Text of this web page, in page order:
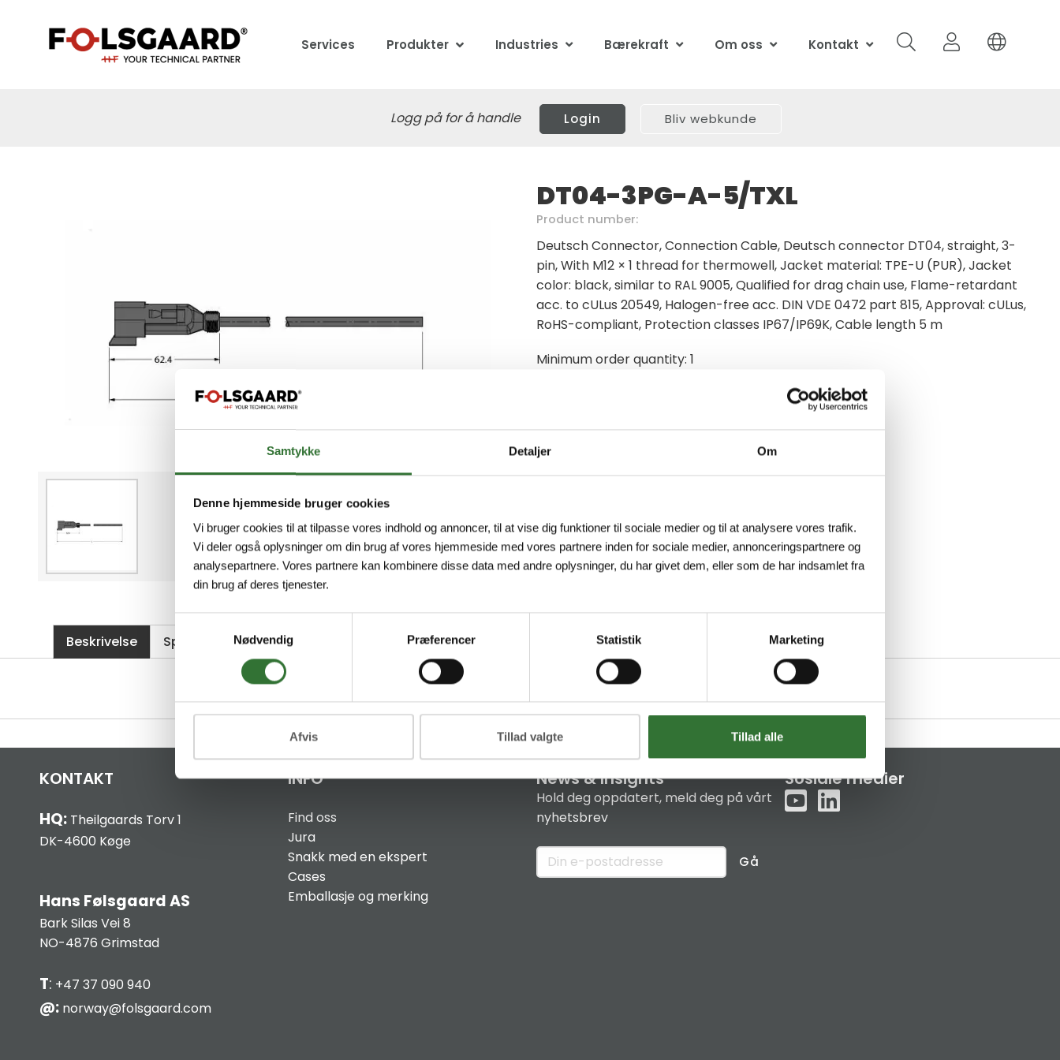
Samtykke Detaljer Om
Denne hjemmeside bruger cookies
Vi bruger cookies til at tilpasse vores indhold og annoncer, til at vise dig funktioner til sociale medier og til at analysere vores trafik.
Vi deler også oplysninger om din brug af vores hjemmeside med vores partnere inden for sociale medier, annonceringspartnere og
analysepartnere. Vores partnere kan kombinere disse data med andre oplysninger, du har givet dem, eller som de har indsamlet fra
din brug af deres tjenester.
Nødvendig
Præferencer Statistik Marketing
Afvis Tillad valgte Tillad alle
Services Produkter Industries Bærekraft Om oss Kontakt
Logg på for å handle Login Bliv webkunde
DT04-3PG-A-5/TXL
Product number:
Deutsch Connector, Connection Cable, Deutsch connector DT04, straight, 3-
pin, With M12 × 1 thread for thermowell, Jacket material: TPE-U (PUR), Jacket
color: black, similar to RAL 9005, Qualified for drag chain use, Flame-retardant
acc. to cULus 20549, Halogen-free acc. DIN VDE 0472 part 815, Approval: cULus,
RoHS-compliant, Protection classes IP67/IP69K, Cable length 5 m
Minimum order quantity: 1
Beskrivelse Spesifikasjoner Filer
KONTAKT
HQ:Theilgaards Torv 1
DK-4600 Køge
Hans Følsgaard AS
Bark Silas Vei 8
NO-4876 Grimstad
T: +47 37 090 940
@:norway@folsgaard.com
INFO
Find oss
Jura
Snakk med en ekspert
Cases
Emballasje og merking
News & Insights
Hold deg oppdatert, meld deg på vårt
nyhetsbrev
Gå
Sosiale medier